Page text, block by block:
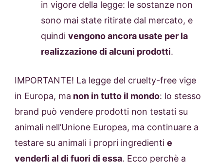
in vigore della legge: le sostanze non
sono mai state ritirate dal mercato, e
quindi vengono ancora usate per la
realizzazione di alcuni prodotti.
IMPORTANTE! La legge del cruelty-free vige
in Europa, ma non in tutto il mondo: lo stesso
brand può vendere prodotti non testati su
animali nell’Unione Europea, ma continuare a
testare su animali i propri ingredienti e
venderli al di fuori di essa. Ecco perchè a